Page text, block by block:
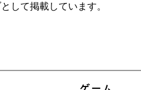
して掲載しています。